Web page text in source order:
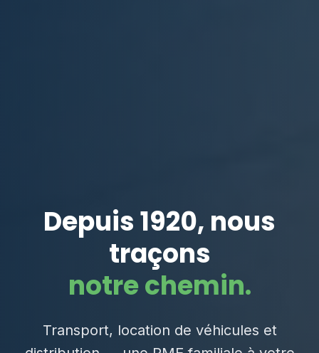
Depuis 1920, nous
traçons
notre chemin.
Transport, location de véhicules et